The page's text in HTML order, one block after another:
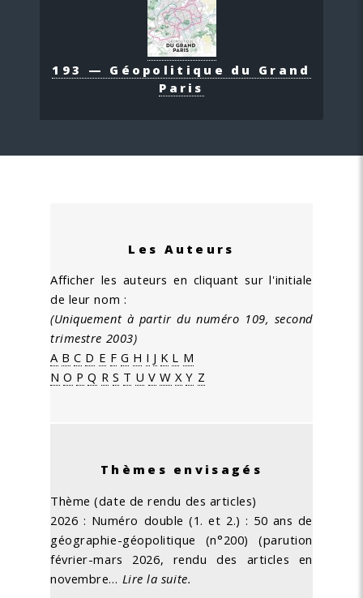
193 — Géopolitique du Grand
Paris
Les Auteurs
Afficher les auteurs en cliquant sur l'initiale
de leur nom :
(Uniquement à partir du numéro 109, second
trimestre 2003)
A B C D E F G H I J K L M
N O P Q R S T U V W X Y Z
Thèmes envisagés
Thème (date de rendu des articles)
2026 : Numéro double (1. et 2.) : 50 ans de
géographie-géopolitique (n°200) (parution
février-mars 2026, rendu des articles en
novembre… Lire la suite.